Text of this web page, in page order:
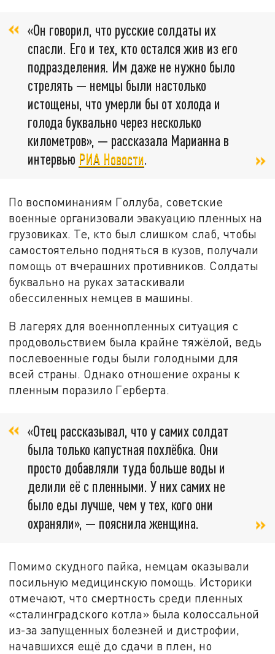
«Он говорил, что русские солдаты их
спасли. Его и тех, кто остался жив из его
подразделения. Им даже не нужно было
стрелять — немцы были настолько
истощены, что умерли бы от холода и
голода буквально через несколько
километров», — рассказала Марианна в
интервью РИА Новости.
По воспоминаниям Голлуба, советские
военные организовали эвакуацию пленных на
грузовиках. Те, кто был слишком слаб, чтобы
самостоятельно подняться в кузов, получали
помощь от вчерашних противников. Солдаты
буквально на руках затаскивали
обессиленных немцев в машины.
В лагерях для военнопленных ситуация с
продовольствием была крайне тяжёлой, ведь
послевоенные годы были голодными для
всей страны. Однако отношение охраны к
пленным поразило Герберта.
«Отец рассказывал, что у самих солдат
была только капустная похлёбка. Они
просто добавляли туда больше воды и
делили её с пленными. У них самих не
было еды лучше, чем у тех, кого они
охраняли», — пояснила женщина.
Помимо скудного пайка, немцам оказывали
посильную медицинскую помощь. Историки
отмечают, что смертность среди пленных
«сталинградского котла» была колоссальной
из-за запущенных болезней и дистрофии,
начавшихся ещё до сдачи в плен, но